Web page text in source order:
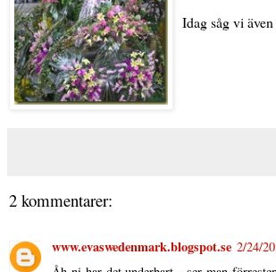
Idag såg vi
2 kommentarer:
www.evaswedenmark.blogspot.se 2/24/